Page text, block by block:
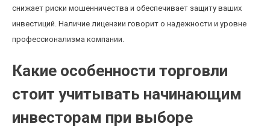
снижает риски мошенничества и обеспечивает защиту ваших
инвестиций. Наличие лицензии говорит о надежности и уровне
профессионализма компании.
Какие особенности торговли
стоит учитывать начинающим
инвесторам при выборе